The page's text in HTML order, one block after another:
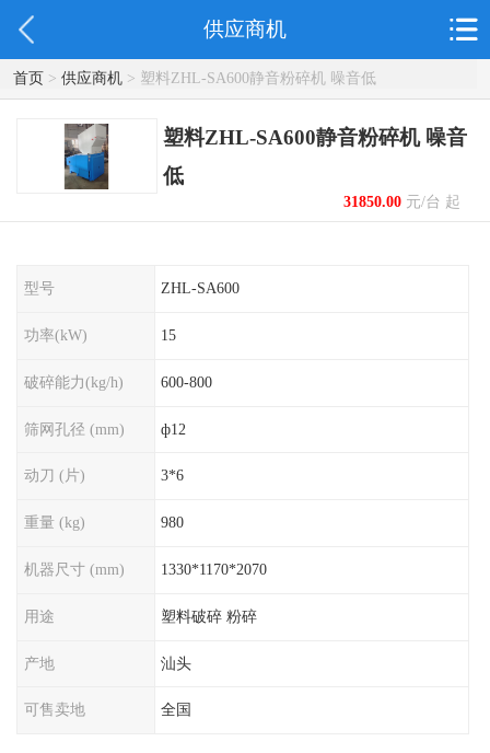
供应商机
首页> 供应商机> 塑料ZHL-SA600静音粉碎机 噪音低
塑料ZHL-SA600静音粉碎机 噪音
低
31850.00元/台 起
型号 ZHL-SA600
功率(kW) 15
破碎能力(kg/h) 600-800
筛网孔径 (mm) ф12
动刀 (片) 3*6
重量 (kg) 980
机器尺寸 (mm) 1330*1170*2070
用途 塑料破碎 粉碎
产地 汕头
可售卖地 全国